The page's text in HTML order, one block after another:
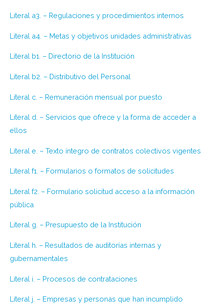
Literal a3. – Regulaciones y procedimientos internos
Literal a4. – Metas y objetivos unidades administrativas
Literal b1. – Directorio de la Institución
Literal b2. – Distributivo del Personal
Literal c. – Remuneración mensual por puesto
Literal d. – Servicios que ofrece y la forma de acceder a
ellos
Literal e. – Texto íntegro de contratos colectivos vigentes
Literal f1. – Formularios o formatos de solicitudes
Literal f2. – Formulario solicitud acceso a la información
pública
Literal g. – Presupuesto de la Institución
Literal h. – Resultados de auditorías internas y
gubernamentales
Literal i. – Procesos de contrataciones
Literal j. – Empresas y personas que han incumplido